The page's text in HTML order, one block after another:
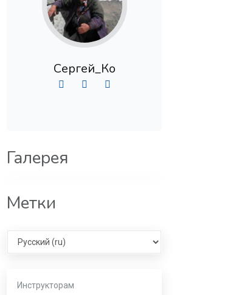
Сергей_Ко
Галерея
Метки
Select language
Инструкторам